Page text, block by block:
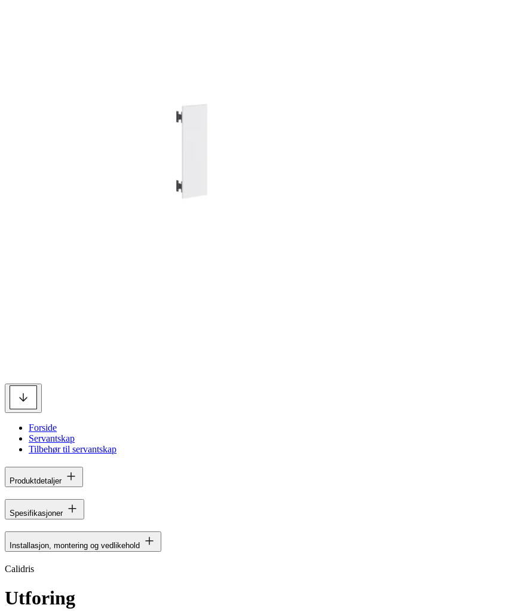
Forside
Servantskap
Tilbehør til servantskap
Produktdetaljer
Spesifikasjoner
Installasjon, montering og vedlikehold
Calidris
Utforing